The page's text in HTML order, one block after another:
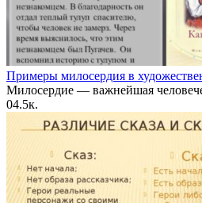
Примеры милосердия в
Милосердие — важнейшая
04.5к.